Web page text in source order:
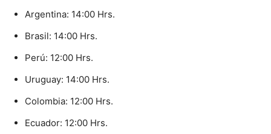
Argentina: 14:00 Hrs.
Brasil: 14:00 Hrs.
Perú: 12:00 Hrs.
Uruguay: 14:00 Hrs.
Colombia: 12:00 Hrs.
Ecuador: 12:00 Hrs.